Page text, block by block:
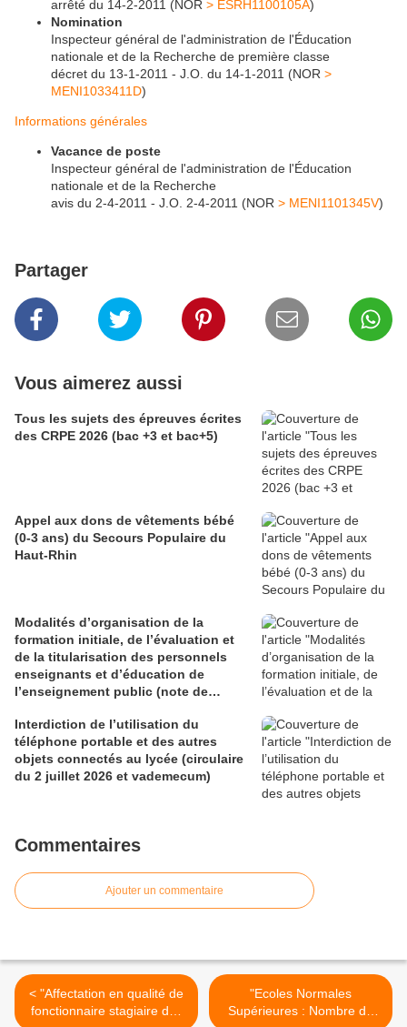
arrêté du 14-2-2011 (NOR > ESRH1100105A)
Nomination
Inspecteur général de l'administration de l'Éducation
nationale et de la Recherche de première classe
décret du 13-1-2011 - J.O. du 14-1-2011 (NOR >
MENI1033411D)
Informations générales
Vacance de poste
Inspecteur général de l'administration de l'Éducation
nationale et de la Recherche
avis du 2-4-2011 - J.O. 2-4-2011 (NOR > MENI1101345V)
Partager
Vous aimerez aussi
Tous les sujets des épreuves écrites
des CRPE 2026 (bac +3 et bac+5)
Appel aux dons de vêtements bébé
(0-3 ans) du Secours Populaire du
Haut-Rhin
Modalités d’organisation de la
formation initiale, de l’évaluation et
de la titularisation des personnels
enseignants et d’éducation de
l’enseignement public (note de
Interdiction de l’utilisation du
téléphone portable et des autres
objets connectés au lycée (circulaire
du 2 juillet 2026 et vademecum)
Commentaires
Ajouter un commentaire
< "Affectation en qualité de
fonctionnaire stagiaire des
"Ecoles Normales
Supérieures : Nombre de